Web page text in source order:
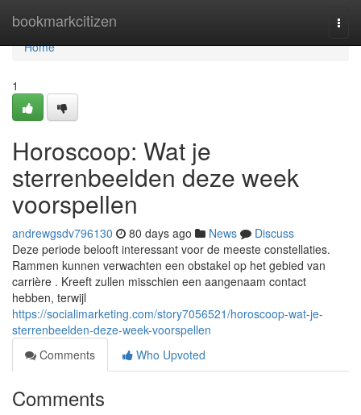
bookmarkcitizen
Home
Home
1
Horoscoop: Wat je
sterrenbeelden deze week
voorspellen
andrewgsdv796130 80 days ago News
Discuss
Deze periode belooft interessant voor de meeste constellaties.
Rammen kunnen verwachten een obstakel op het gebied van
carrière . Kreeft zullen misschien een aangenaam contact
hebben, terwijl
https://socialimarketing.com/story7056521/horoscoop-wat-je-
sterrenbeelden-deze-week-voorspellen
Comments
Who Upvoted
Comments